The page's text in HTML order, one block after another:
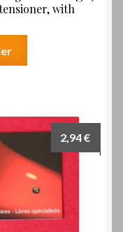
with
2,94€